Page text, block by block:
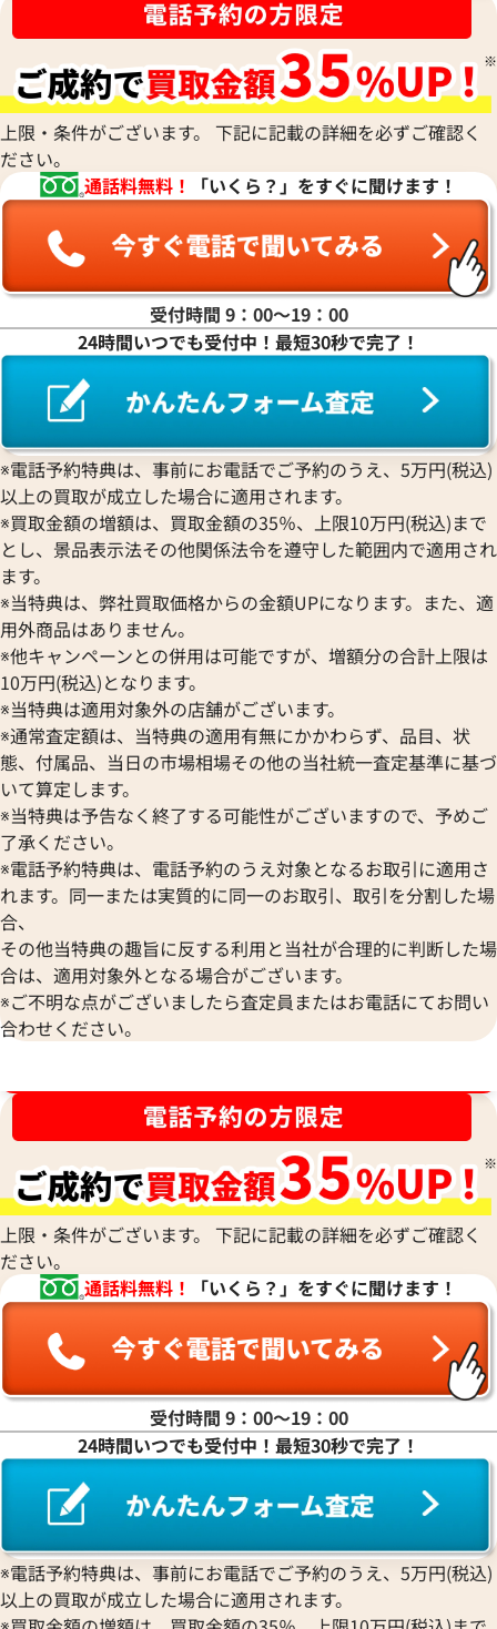
73,000円
2026年3月17日時点
68,000円
2026年6月3日時点
刻印 シルバー金具
参考買取価格
60,000円
2026年4月17日時点
エルメス ケリー
□M刻印 シルバー
52,000円
2025年12月3日時
エルメス ケリーウォレット 財布 レザー
□P刻印 シルバー金具
参考買取価格
45,000円
2025年12月17日時点
エルメス ケリー
□O刻印 シルバー
27,000円
2025年7月17日時
上限・条件がございます。 下記に記載の詳細を必ずご確認く
ださい。
通話料無料！
「いくら？」をすぐに聞けます！
受付時間 9：00〜19：00
24時間いつでも受付中！最短30秒で完了！
※電話予約特典は、事前にお電話でご予約のうえ、5万円(税込)
以上の買取が成立した場合に適用されます。
※買取金額の増額は、買取金額の35％、上限10万円(税込)まで
とし、景品表示法その他関係法令を遵守した範囲内で適用され
ます。
※当特典は、弊社買取価格からの金額UPになります。また、適
用外商品はありません。
※他キャンペーンとの併用は可能ですが、増額分の合計上限は
10万円(税込)となります。
※当特典は適用対象外の店舗がございます。
※通常査定額は、当特典の適用有無にかかわらず、品目、状
態、付属品、当日の市場相場その他の当社統一査定基準に基づ
いて算定します。
※当特典は予告なく終了する可能性がございますので、予めご
了承ください。
※電話予約特典は、電話予約のうえ対象となるお取引に適用さ
れます。同一または実質的に同一のお取引、取引を分割した場
合、
その他当特典の趣旨に反する利用と当社が合理的に判断した場
合は、適用対象外となる場合がございます。
※ご不明な点がございましたら査定員またはお電話にてお問い
合わせください。
上限・条件がございます。 下記に記載の詳細を必ずご確認く
ださい。
通話料無料！
「いくら？」をすぐに聞けます！
受付時間 9：00〜19：00
24時間いつでも受付中！最短30秒で完了！
※電話予約特典は、事前にお電話でご予約のうえ、5万円(税込)
以上の買取が成立した場合に適用されます。